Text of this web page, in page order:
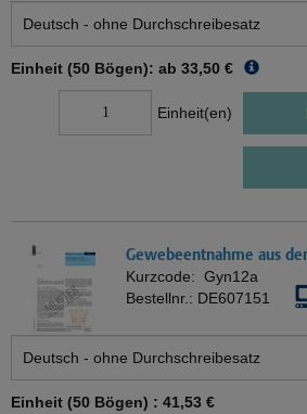
Einheit (50 Bögen): ab 33,50 €
Einheit(en)
Gewebeentnahme aus
Kurzcode: Gyn12a
Bestellnr.: DE607151
Einheit (50 Bögen) : 41,53 €